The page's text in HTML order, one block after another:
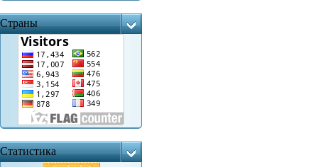
Страны
Статистика